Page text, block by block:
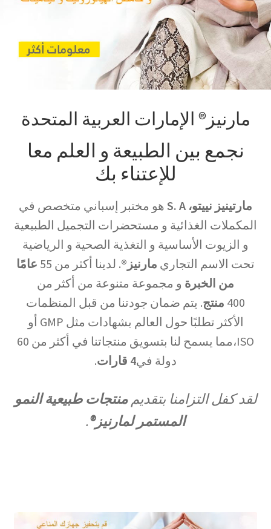
مارنيز® الإمارات العربية المتحدة
نجمع بين الطبيعة و العلم معا
للإعتناء بك
مارتينيز نييتو، S. A
هو مختبر إسباني متخصص في
المكملات الغذائية و مستحضرات التجميل الطبيعية
و الزيوت الأساسية و التغذية الصحية و الرياضية
تحت الاسم التجاري مارنيز®. لدينا أكثر من 55
عامًا
من الخبرة و مجموعة متنوعة من أكثر من
400 منتج. يتم ضمان جودتنا من قبل المنظمات
الأكثر تطلبًا حول العالم بشهادات مثل GMP أو
ISO،مما يسمح لنا بتسويق منتجاتنا في أكثر من 60
دولة في4 قارات.
لقد كفل التزامنا بتقديممنتجات طبيعية النمو
المستمر لمارنيز®
.